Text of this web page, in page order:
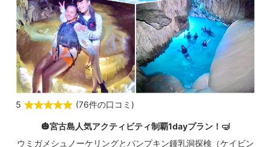
5 (76件の口コミ )
🎃宮古島人気アクティビティ制覇1dayプラン！🤿
ウミガメシュノーケリングとパンプキン鍾乳洞探検（ケイビン